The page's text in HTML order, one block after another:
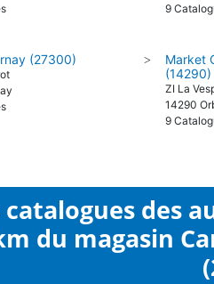
9
(27300) >
Market
(14290)
ZI La
14290
9
catalogues des
du magasin